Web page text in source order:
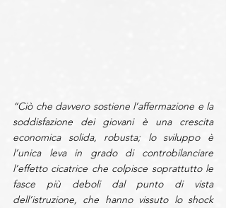
“Ciò che davvero sostiene l’affermazione e la
soddisfazione dei giovani è una crescita
economica solida, robusta; lo sviluppo è
l’unica leva in grado di controbilanciare
l’effetto cicatrice che colpisce soprattutto le
fasce più deboli dal punto di vista
dell’istruzione, che hanno vissuto lo shock